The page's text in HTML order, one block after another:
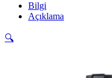
Bilgi
Açıklama
🔍